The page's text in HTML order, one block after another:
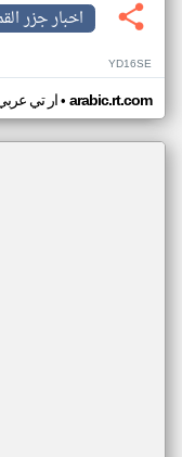
اخبار جزر
YD16SE
ار تي• arabic.rt.com